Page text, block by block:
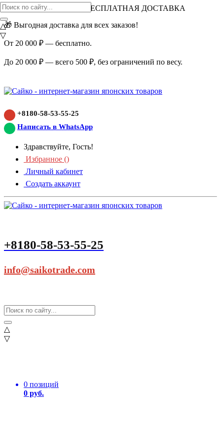
ВНИМАНИЕ АКЦИЯ!
БЕСПЛАТНАЯ ДОСТАВКА
🎁 Выгодная доставка для всех заказов!
От 20 000 ₽ — бесплатно.
До 20 000 ₽ — всего 500 ₽, без ограничений по весу.
+8180-58-53-55-25
Написать в WhatsApp
Здравствуйте, Гость!
Избранное ()
Личный кабинет
Создать аккаунт
+8180-58-53-55-25
info@saikotrade.com
△
▽
0 позиций
0 руб.
△
▽